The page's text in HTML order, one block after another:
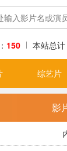
150 本站总计
综艺片
影